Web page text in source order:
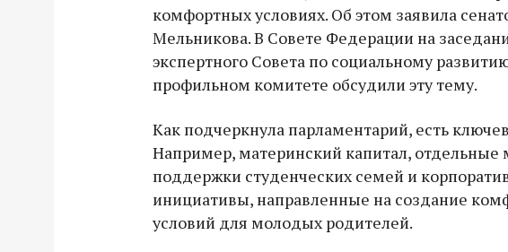
комфортных условиях. Об этом заявила
Мельникова. В Совете Федерации на
экспертного Совета по социальному
профильном комитете обсудили эту тему.
Как подчеркнула парламентарий, есть
Например, материнский капитал, отдельные
поддержки студенческих семей и
инициативы, направленные на создание
условий для молодых родителей.